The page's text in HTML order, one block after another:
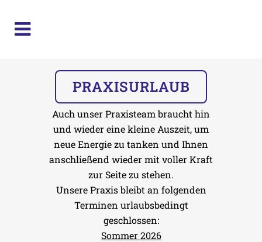
PRAXISURLAUB
Auch unser Praxisteam braucht hin
und wieder eine kleine Auszeit, um
neue Energie zu tanken und Ihnen
anschließend wieder mit voller Kraft
zur Seite zu stehen.
Unsere Praxis bleibt an folgenden
Terminen urlaubsbedingt
geschlossen:
Sommer 2026